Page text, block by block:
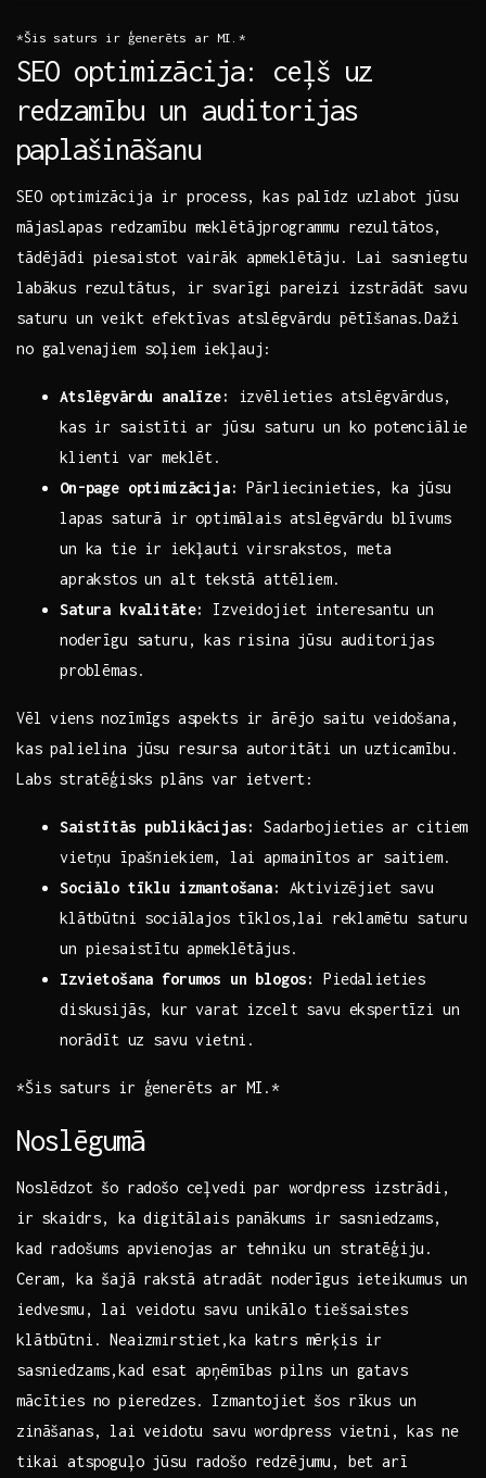
*Šis‍ saturs​ ir ģenerēts ⁢ar ‌MI.*
SEO optimizācija: ceļš uz
‍redzamību un auditorijas
⁤paplašināšanu
SEO optimizācija​ ir process, kas palīdz uzlabot⁤ jūsu
mājaslapas redzamību meklētājprogrammu rezultātos,
tādējādi piesaistot vairāk apmeklētāju. Lai sasniegtu
labākus rezultātus, ir svarīgi pareizi izstrādāt ⁣savu
saturu un veikt efektīvas atslēgvārdu pētīšanas.Daži
no galvenajiem soļiem iekļauj:
Atslēgvārdu analīze:
izvēlieties atslēgvārdus,
kas ir saistīti ar jūsu saturu un ko potenciālie
klienti var meklēt.
On-page optimizācija: Pārliecinieties, ka jūsu
lapas saturā ⁤ir optimālais atslēgvārdu blīvums
un ka tie ir iekļauti virsrakstos, meta
aprakstos un alt tekstā ‍attēliem.
Satura kvalitāte:
Izveidojiet interesantu un
noderīgu saturu, kas ⁢risina jūsu auditorijas
problēmas.
Vēl viens nozīmīgs⁤ aspekts​ ir ārējo saitu veidošana,
kas palielina jūsu resursa autoritāti un uzticamību.
Labs⁤ stratēģisks plāns⁤ var ​ietvert:
Saistītās publikācijas:
Sadarbojieties ar citiem
vietņu īpašniekiem, lai ‍apmainītos ar saitiem.
Sociālo tīklu izmantošana:
⁣Aktivizējiet savu
klātbūtni sociālajos⁤ tīklos,lai reklamētu saturu
‌un piesaistītu⁤ apmeklētājus.
Izvietošana forumos un blogos:
Piedalieties‌
diskusijās, kur varat izcelt‌ savu ekspertīzi un
⁢norādīt uz savu vietni.
*Šis saturs ir ģenerēts ar MI.*
Noslēgumā
Noslēdzot šo ⁣radošo ceļvedi par wordpress izstrādi,
⁢ir⁤ skaidrs, ka⁤ digitālais panākums ir sasniedzams,
kad radošums apvienojas ar tehniku un stratēģiju.
Ceram, ka⁤ šajā rakstā atradāt noderīgus ieteikumus un
​iedvesmu, lai‌ veidotu savu unikālo tiešsaistes
klātbūtni. Neaizmirstiet,ka katrs mērķis ‍ir
sasniedzams,kad esat apņēmības pilns un gatavs
mācīties no pieredzes. Izmantojiet šos ‍rīkus un
zināšanas, ⁢lai veidotu‍ savu wordpress vietni, kas ne
tikai atspoguļo jūsu radošo redzējumu, bet⁣ arī